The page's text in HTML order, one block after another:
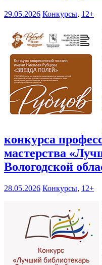
29.05.2026 Конкурсы, 12+
конкурса
мастерства
Вологодской
28.05.2026 Конкурсы, 12+